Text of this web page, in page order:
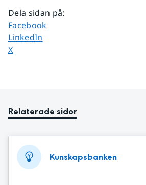
Dela sidan på:
Dela sidan på
Facebook
Dela sidan på
LinkedIn
Dela sidan på
X
Relaterade sidor
Kunskapsbanken